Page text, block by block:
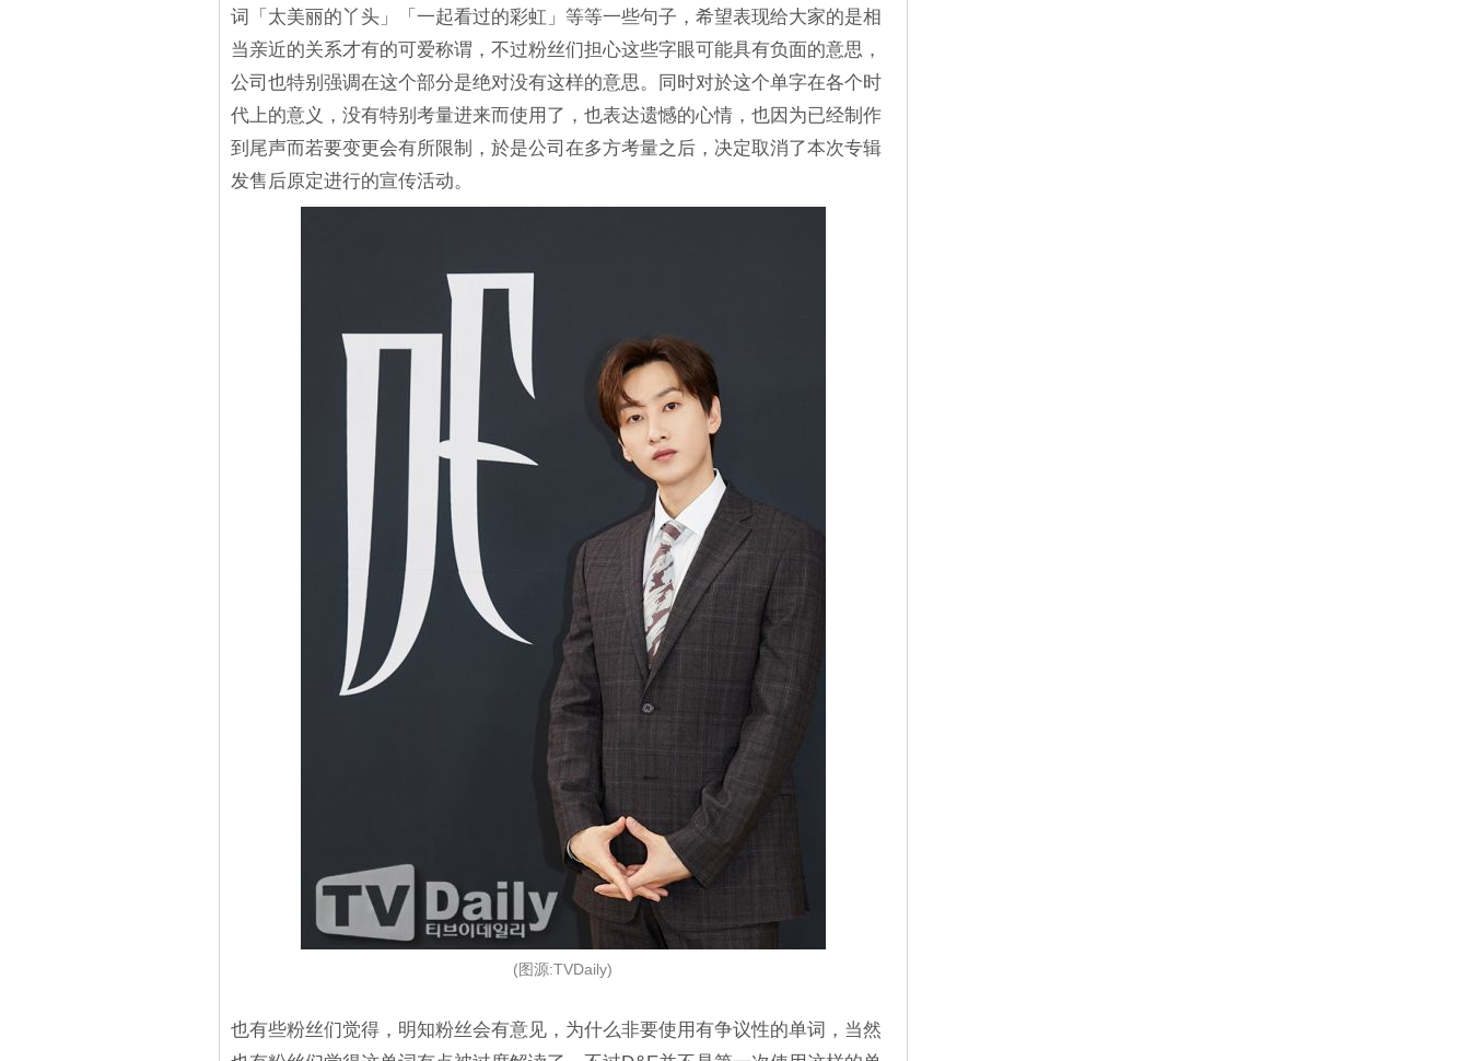
词「太美丽的丫头」「一起看过的彩虹」等等一些句子，希望表现给大家的是相
当亲近的关系才有的可爱称谓，不过粉丝们担心这些字眼可能具有负面的意思，
公司也特别强调在这个部分是绝对没有这样的意思。同时对於这个单字在各个时
代上的意义，没有特别考量进来而使用了，也表达遗憾的心情，也因为已经制作
到尾声而若要变更会有所限制，於是公司在多方考量之后，决定取消了本次专辑
发售后原定进行的宣传活动。
(图源:TVDaily)
也有些粉丝们觉得，明知粉丝会有意见，为什么非要使用有争议性的单词，当然